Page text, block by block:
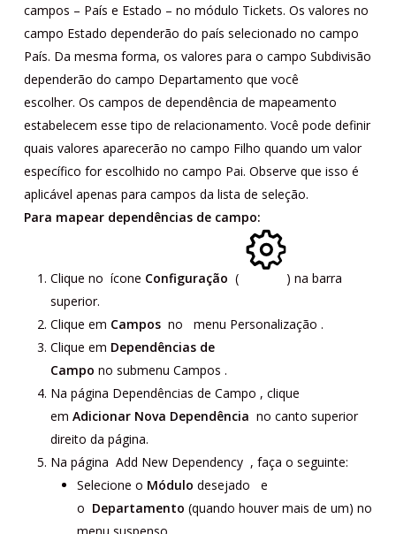
campos – País e Estado – no módulo Tickets. Os valores no
campo Estado dependerão do país selecionado no campo
País. Da mesma forma, os valores para o campo Subdivisão
dependerão do campo Departamento que você
escolher. Os campos de dependência de mapeamento
estabelecem esse tipo de relacionamento. Você pode definir
quais valores aparecerão no campo Filho quando um valor
específico for escolhido no campo Pai. Observe que isso é
aplicável apenas para campos da lista de seleção.
Para mapear dependências de campo:
Clique no ícone Configuração (
) na barra
superior.
Clique em Campos no menu Personalização .
Clique em Dependências de
Campo no submenu Campos .
Na página Dependências de Campo , clique
em Adicionar Nova Dependência no canto superior
direito da página.
Na página Add New Dependency, faça o seguinte:
Selecione o Módulo desejado
e
o Departamento (quando houver mais de um) no
menu suspenso.